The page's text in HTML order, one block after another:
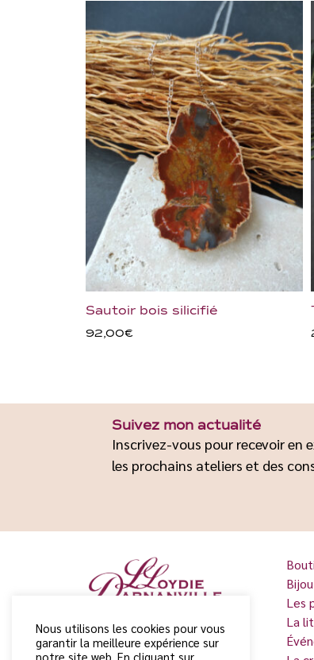
Sautoir bois silicifié
92,00€
Suivez mon actualité
Inscrivez-vous pour recevoir en
les prochains ateliers et des
Les
La
Nous utilisons les cookies pour vous
garantir la meilleure expérience sur
notre site web. En cliquant sur